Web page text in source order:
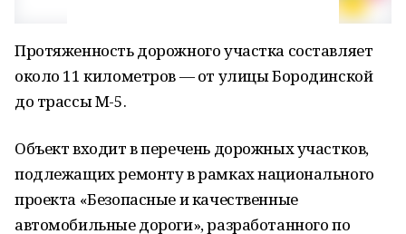
Протяженность дорожного участка составляет
около 11 километров — от улицы Бородинской
до трассы М-5.
Объект входит в перечень дорожных участков,
подлежащих ремонту в рамках национального
проекта «Безопасные и качественные
автомобильные дороги», разработанного по